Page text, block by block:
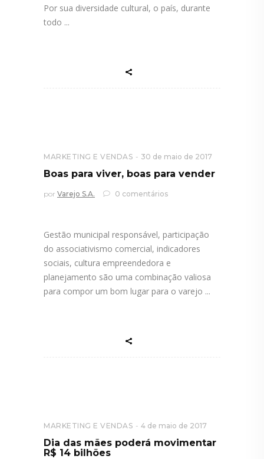
Por sua diversidade cultural, o país, durante
todo
MARKETING E VENDAS 30 de maio de 2017
Boas para viver, boas para vender
por Varejo S.A. 0 comentários
Gestão municipal responsável, participação
do associativismo comercial, indicadores
sociais, cultura empreendedora e
planejamento são uma combinação valiosa
para compor um bom lugar para o varejo
MARKETING E VENDAS 4 de maio de 2017
Dia das mães poderá movimentar
R$ 14 bilhões